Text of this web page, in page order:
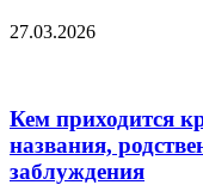
27.03.2026
Кем приходится
названия,
заблуждения